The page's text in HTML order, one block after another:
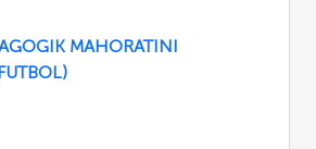
MAHORATINI